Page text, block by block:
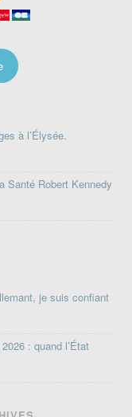
à l’Élysée.
Santé Robert Kennedy
je suis confiant
: quand l’État